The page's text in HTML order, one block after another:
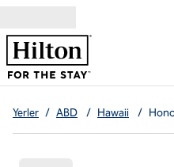
Yerler / ABD / Hawaii /